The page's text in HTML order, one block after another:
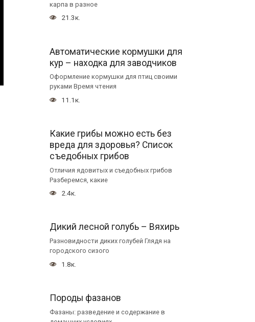
карпа в разное
21.3к.
Автоматические кормушки для
кур – находка для заводчиков
Оформление кормушки для птиц своими
руками Время чтения
11.1к.
Какие грибы можно есть без
вреда для здоровья? Список
съедобных грибов
Отличия ядовитых и съедобных грибов
Разберемся, какие
2.4к.
Дикий лесной голубь – Вяхирь
Разновидности диких голубей Глядя на
городского сизого
1.8к.
Породы фазанов
Фазаны: разведение и содержание в